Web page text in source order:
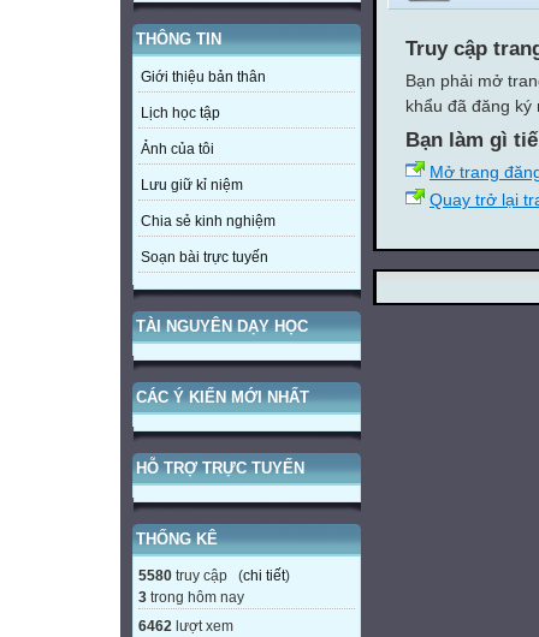
THÔNG TIN
Giới thiệu bản thân
Lịch học tập
Ảnh của tôi
Lưu giữ kỉ niệm
Chia sẻ kinh nghiệm
Soạn bài trực tuyến
TÀI NGUYÊN DẠY HỌC
CÁC Ý KIẾN MỚI NHẤT
HỖ TRỢ TRỰC TUYẾN
THỐNG KÊ
5580 truy cập (chi tiết)
3 trong hôm nay
6462 lượt xem
Truy cập
Bạn phải mở
khẩu đã đăng
Bạn làm gì
Mở trang
Quay trở lại